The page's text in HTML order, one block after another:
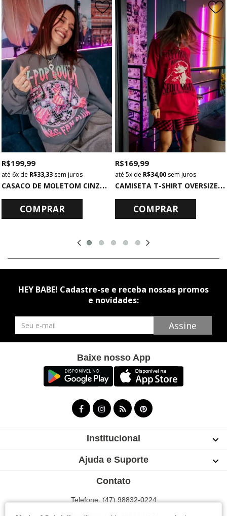
C
ASACO DE MOLETOM CINZA K-POP LOVER
R$ 199,99
6x de R$ 33,33 sem juros
COMPRAR
C
AMISETA T-SHIRT OVERSIZED VERMELHA EUPHORIA
R$ 169,99
5x de R$ 34,00 sem juros
COMPRAR
HEY BABE! Cadastre-se e receba nossas promos
e novidades:
Newsletter Assine
Baixe nosso App
Institucional
Ajuda e Suporte
Contato
Telefone: (47) 98832-0224